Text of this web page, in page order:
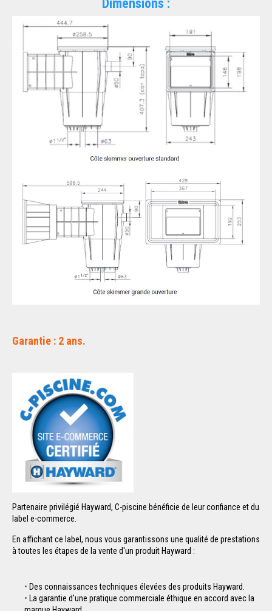
Dimensions :
Garantie : 2 ans.
Partenaire privilégié Hayward, C-piscine bénéficie de leur confiance et du
label e-commerce.
En affichant ce label, nous vous garantissons une qualité de prestations
à toutes les étapes de la vente d'un produit Hayward :
Des connaissances techniques élevées des produits Hayward.
La garantie d'une pratique commerciale éthique en accord avec la